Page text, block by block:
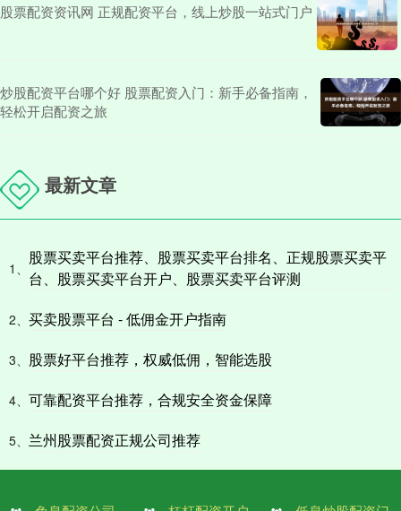
股票配资资讯网 正规配资平台，线上炒股一站式门户
炒股配资平台哪个好 股票配资入门：新手必备指南，
轻松开启配资之旅
最新文章
1、
股票买卖平台推荐、股票买卖平台排名、正规股票买卖平
台、股票买卖平台开户、股票买卖平台评测
2、 买卖股票平台 - 低佣金开户指南
3、 股票好平台推荐，权威低佣，智能选股
4、 可靠配资平台推荐，合规安全资金保障
5、 兰州股票配资正规公司推荐